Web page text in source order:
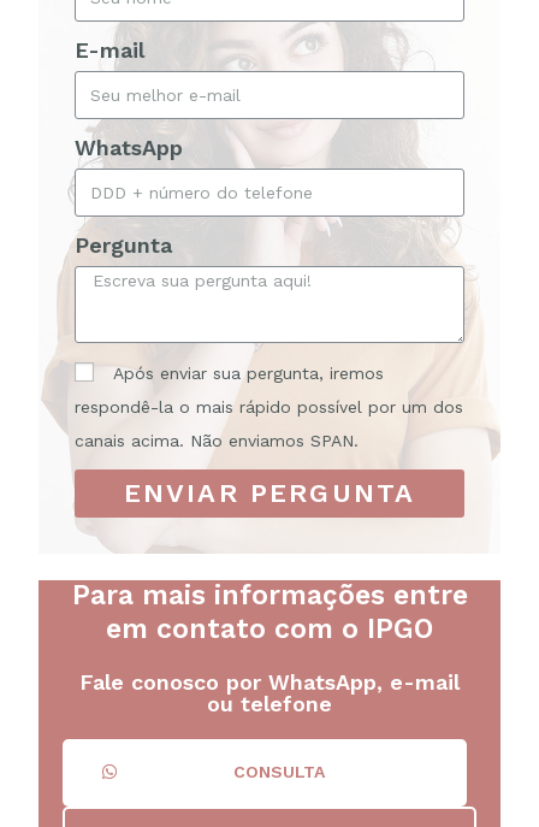
E-mail
WhatsApp
Pergunta
Após enviar sua pergunta, iremos
respondê-la o mais rápido possível por um dos
canais acima. Não enviamos SPAN.
ENVIAR PERGUNTA
Para mais informações entre
em contato com o IPGO
Fale conosco por WhatsApp, e-mail
ou telefone
CONSULTA